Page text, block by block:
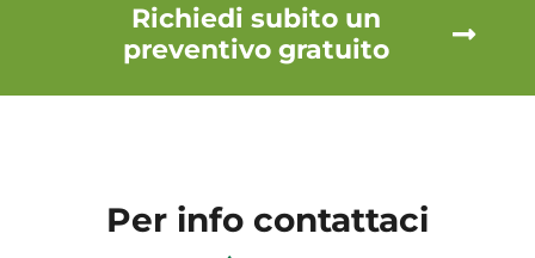
Richiedi subito un
preventivo gratuito
Per info contattaci